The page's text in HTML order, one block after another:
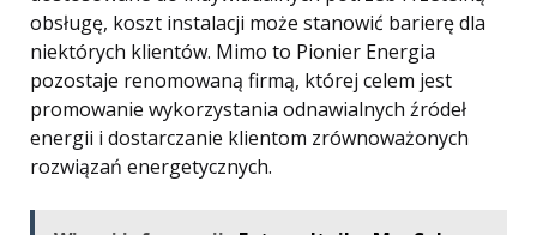
obsługę, koszt instalacji może stanowić barierę dla
niektórych klientów. Mimo to Pionier Energia
pozostaje renomowaną firmą, której celem jest
promowanie wykorzystania odnawialnych źródeł
energii i dostarczanie klientom zrównoważonych
rozwiązań energetycznych.